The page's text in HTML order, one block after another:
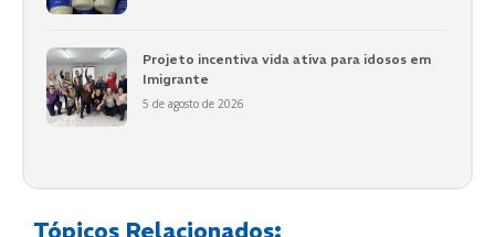
Projeto incentiva vida ativa para idosos em
Imigrante
5 de agosto de 2026
Tópicos Relacionados: